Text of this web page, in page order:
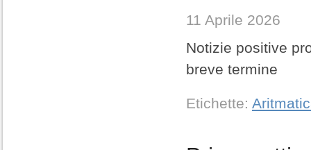
11 Aprile 2026
Notizie positive
breve termine
Etichette: